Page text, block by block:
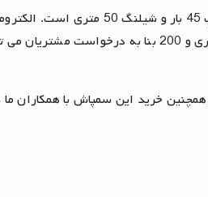
سمپاش فرغونی کوپل شده با
روی این سمپاش استفاده کرد. همچنین از دو
خرید این سمپاش با همکاران ما